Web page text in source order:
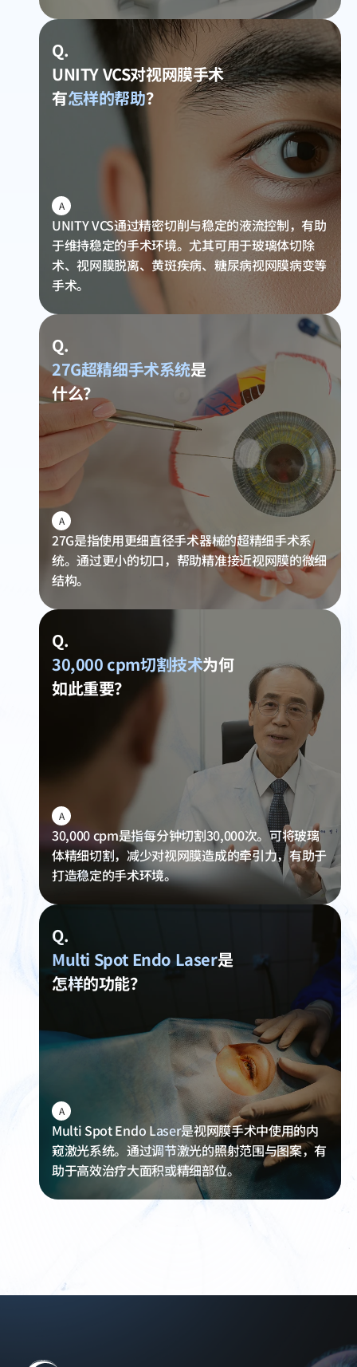
Q.
UNITY VCS对视网膜手术
有怎样的帮助？
A
UNITY VCS通过精密切削与稳定的液流控制，有助
于维持稳定的手术环境。尤其可用于玻璃体切除
术、视网膜脱离、黄斑疾病、糖尿病视网膜病变等
手术。
Q.
27G超精细手术系统是
什么？
A
27G是指使用更细直径手术器械的超精细手术系
统。通过更小的切口，帮助精准接近视网膜的微细
结构。
Q.
30,000 cpm切割技术为何
如此重要？
A
30,000 cpm是指每分钟切割30,000次。可将玻璃
体精细切割，减少对视网膜造成的牵引力，有助于
打造稳定的手术环境。
Q.
Multi Spot Endo Laser是
怎样的功能？
A
Multi Spot Endo Laser是视网膜手术中使用的内
窥激光系统。通过调节激光的照射范围与图案，有
助于高效治疗大面积或精细部位。